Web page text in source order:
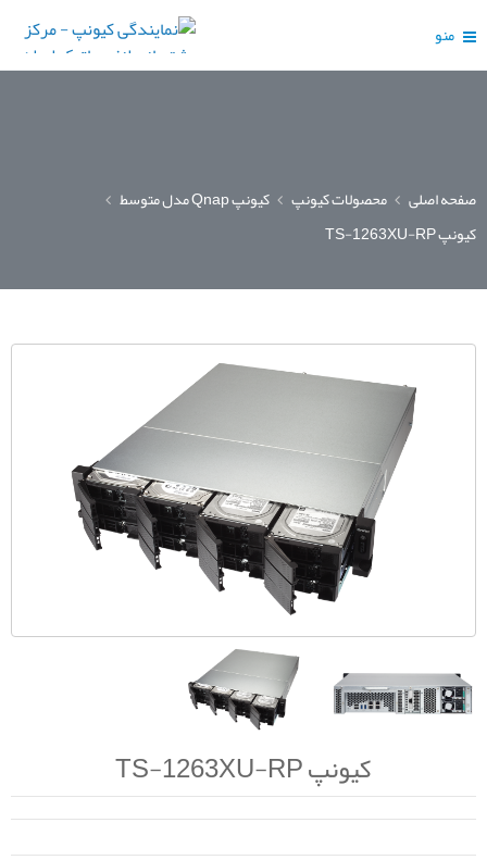
منو
صفحه اصلی محصولات کیونپ
کیونپ Qnap مدل متوسط
کیونپ TS-1263XU-RP
کیونپ TS-1263XU-RP